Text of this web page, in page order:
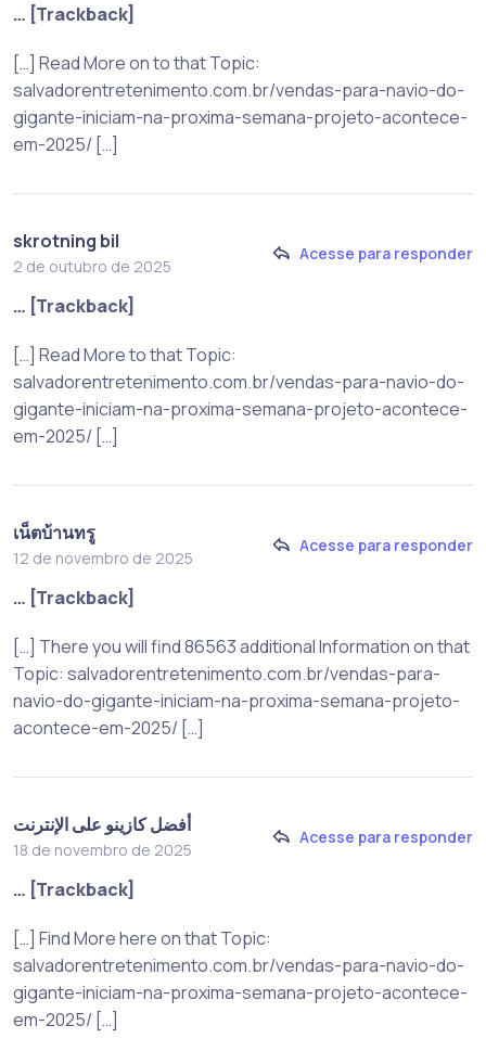
… [Trackback]
[…] Read More on to that Topic:
salvadorentretenimento.com.br/vendas-para-navio-do-
gigante-iniciam-na-proxima-semana-projeto-acontece-
em-2025/ […]
skrotning bil
2 de outubro de 2025
Acesse para responder
… [Trackback]
[…] Read More to that Topic:
salvadorentretenimento.com.br/vendas-para-navio-do-
gigante-iniciam-na-proxima-semana-projeto-acontece-
em-2025/ […]
เน็ตบ้านทรู
12 de novembro de 2025
Acesse para responder
… [Trackback]
[…] There you will find 86563 additional Information on that
Topic: salvadorentretenimento.com.br/vendas-para-
navio-do-gigante-iniciam-na-proxima-semana-projeto-
acontece-em-2025/ […]
أفضل كازينو على الإنترنت
18 de novembro de 2025
Acesse para responder
… [Trackback]
[…] Find More here on that Topic:
salvadorentretenimento.com.br/vendas-para-navio-do-
gigante-iniciam-na-proxima-semana-projeto-acontece-
em-2025/ […]